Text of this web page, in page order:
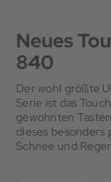
Neues
840
Der wohl größte
Serie ist das
gewohnten
dieses besonders
Schnee und